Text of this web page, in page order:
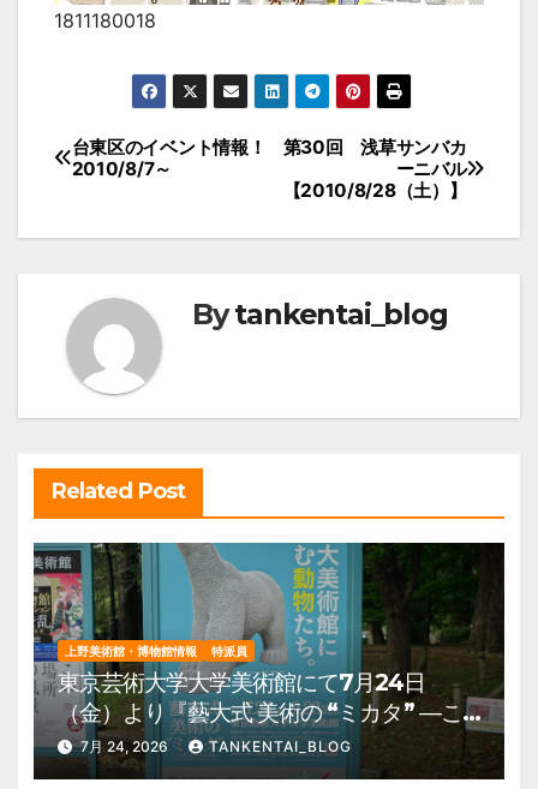
1811180018
投
ー
シ
第30回 浅草サンバカ
ーニバル
【2010/8/28（土）】
台東区のイベント情報！
2010/8/7～
Bytankentai_blog
Related Post
上野美術館・博物館情報 特派員
東京芸術大学大学美術館にて7月24日
（金）より『藝大式 美術の “ミカタ” ―こ
の夏、藝大生になる―』を開催。 上野公
園 美術館・博物館 混雑情報他
7月 24, 2026 TANKENTAI_BLOG